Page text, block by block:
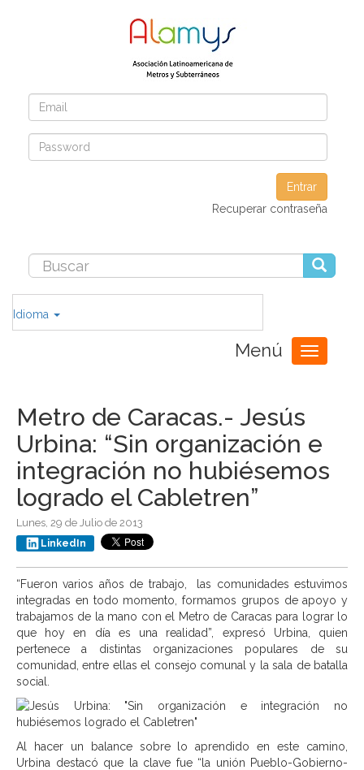
Entrar
Recuperar contraseña
Idioma
Menú
Toggle
navigation
Metro de Caracas.- Jesús
Urbina: “Sin organización e
integración no hubiésemos
logrado el Cabletren”
Lunes, 29 de Julio de 2013
LinkedIn
“Fueron varios años de trabajo, las comunidades estuvimos
integradas en todo momento, formamos grupos de apoyo y
trabajamos de la mano con el Metro de Caracas para lograr lo
que hoy en día es una realidad”, expresó Urbina, quien
pertenece a distintas organizaciones populares de su
comunidad, entre ellas el consejo comunal y la sala de batalla
social.
Al hacer un balance sobre lo aprendido en este camino,
Urbina destacó que la clave fue “la unión Pueblo-Gobierno-